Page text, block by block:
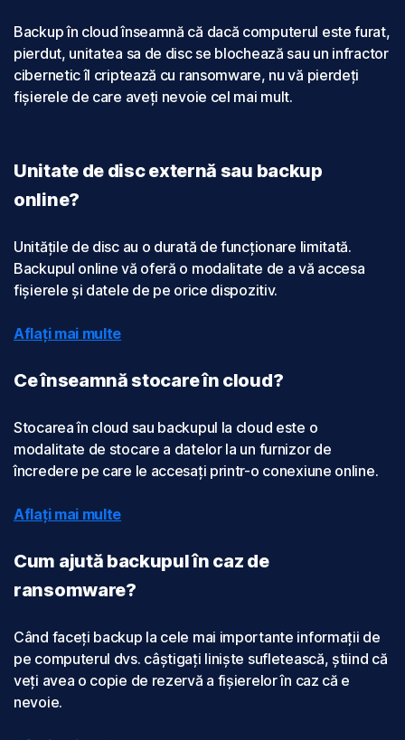
Backup în cloud înseamnă că dacă computerul este furat,
pierdut, unitatea sa de disc se blochează sau un infractor
cibernetic îl criptează cu ransomware, nu vă pierdeți
fișierele de care aveți nevoie cel mai mult.
Unitate de disc externă sau backup
online?
Unitățile de disc au o durată de funcționare limitată.
Backupul online vă oferă o modalitate de a vă accesa
fișierele și datele de pe orice dispozitiv.
Aflați mai multe
Ce înseamnă stocare în cloud?
Stocarea în cloud sau backupul la cloud este o
modalitate de stocare a datelor la un furnizor de
încredere pe care le accesați printr-o conexiune online.
Aflați mai multe
Cum ajută backupul în caz de
ransomware?
Când faceți backup la cele mai importante informații de
pe computerul dvs. câștigați liniște sufletească, știind că
veți avea o copie de rezervă a fișierelor în caz că e
nevoie.